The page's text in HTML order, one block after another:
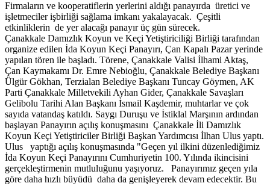
Firmaların ve kooperatiflerin yerlerini aldığı panayırda üretici ve
işletmeciler işbirliği sağlama imkanı yakalayacak. Çeşitli
etkinliklerin de yer alacağı panayır üç gün sürecek.
Çanakkale Damızlık Koyun ve Keçi Yetiştiriciliği Birliği tarafından
organize edilen İda Koyun Keçi Panayırı, Çan Kapalı Pazar yerinde
yapılan tören ile başladı. Törene, Çanakkale Valisi İlhami Aktaş,
Çan Kaymakamı Dr. Emre Nebioğlu, Çanakkale Belediye Başkanı
Ülgür Gökhan, Terzialan Belediye Başkanı Tuncay Göymen, AK
Parti Çanakkale Milletvekili Ayhan Gider, Çanakkale Savaşları
Gelibolu Tarihi Alan Başkanı İsmail Kaşdemir, muhtarlar ve çok
sayıda vatandaş katıldı. Saygı Duruşu ve İstiklal Marşının ardından
başlayan Panayırın açılış konuşmasını Çanakkale İli Damızlık
Koyun Keçi Yetiştiriciler Birliği Başkan Yardımcısı İlhan Ulus yaptı.
Ulus yaptığı açılış konuşmasında "Geçen yıl ilkini düzenlediğimiz
İda Koyun Keçi Panayırını Cumhuriyetin 100. Yılında ikincisini
gerçekleştirmenin mutluluğunu yaşıyoruz. Panayırımız geçen yıla
göre daha hızlı büyüdü daha da genişleyerek devam edecektir. Bu